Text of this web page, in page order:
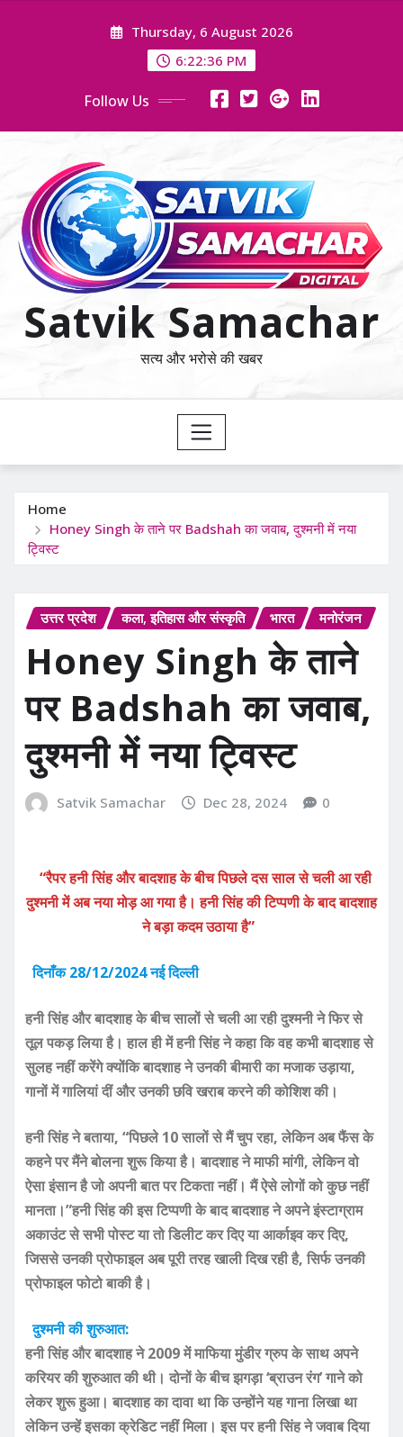
Thursday, 6 August 2026
6:22:37 PM
Follow Us
Satvik Samachar
सत्य और भरोसे की खबर
Home
Honey Singh के ताने पर Badshah का जवाब, दुश्मनी में नया
ट्विस्ट
उत्तर प्रदेश कला, इतिहास और संस्कृति भारत मनोरंजन
Honey Singh के ताने
पर Badshah का जवाब,
दुश्मनी में नया ट्विस्ट
Satvik Samachar Dec 28, 2024 0
“रैपर हनी सिंह और बादशाह के बीच पिछले दस साल से चली आ रही
दुश्मनी में अब नया मोड़ आ गया है। हनी सिंह की टिप्पणी के बाद बादशाह
ने बड़ा कदम उठाया है”
दिनाँक 28/12/2024 नई दिल्ली
हनी सिंह और बादशाह के बीच सालों से चली आ रही दुश्मनी ने फिर से
तूल पकड़ लिया है। हाल ही में हनी सिंह ने कहा कि वह कभी बादशाह से
सुलह नहीं करेंगे क्योंकि बादशाह ने उनकी बीमारी का मजाक उड़ाया,
गानों में गालियां दीं और उनकी छवि खराब करने की कोशिश की।
हनी सिंह ने बताया, “पिछले 10 सालों से मैं चुप रहा, लेकिन अब फैंस के
कहने पर मैंने बोलना शुरू किया है। बादशाह ने माफी मांगी, लेकिन वो
ऐसा इंसान है जो अपनी बात पर टिकता नहीं। मैं ऐसे लोगों को कुछ नहीं
मानता।”हनी सिंह की इस टिप्पणी के बाद बादशाह ने अपने इंस्टाग्राम
अकाउंट से सभी पोस्ट या तो डिलीट कर दिए या आर्काइव कर दिए,
जिससे उनकी प्रोफाइल अब पूरी तरह खाली दिख रही है, सिर्फ उनकी
प्रोफाइल फोटो बाकी है।
दुश्मनी की शुरुआत:
हनी सिंह और बादशाह ने 2009 में माफिया मुंडीर ग्रुप के साथ अपने
करियर की शुरुआत की थी। दोनों के बीच झगड़ा ‘ब्राउन रंग’ गाने को
लेकर शुरू हुआ। बादशाह का दावा था कि उन्होंने यह गाना लिखा था
लेकिन उन्हें इसका क्रेडिट नहीं मिला। इस पर हनी सिंह ने जवाब दिया